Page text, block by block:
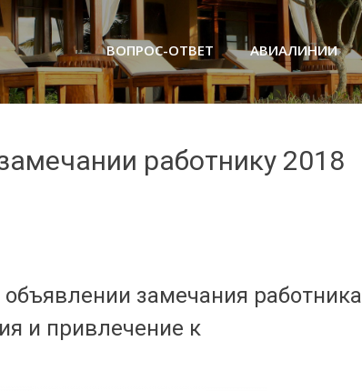
АВИАЛИНИИ
ВОПРОС-ОТВЕТ
работнику 2018
замечания работника
и привлечение к